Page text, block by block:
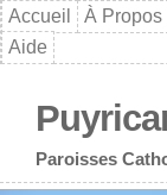
Accueil À Propos
Aide
Paroisses